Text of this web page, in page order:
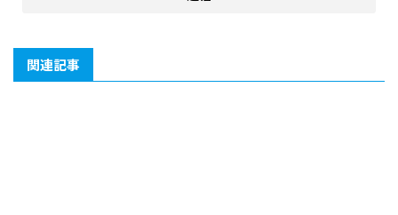
関連記事